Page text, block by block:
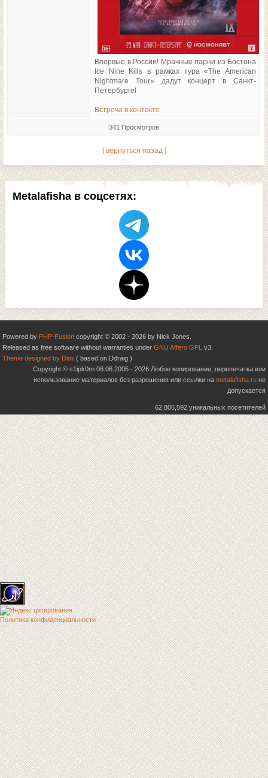
Metalafisha в соцсетях:
Впервые в России! Мрачные парни из Бостона
Ice Nine Kills в рамках тура «The American
Nightmare Tour» дадут концерт в Санкт-
Петербурге!
Встреча в контакте
341 Просмотров
[ вернуться назад ]
Powered by PHP-Fusion copyright © 2002 - 2026 by Nick Jones.
Released as free software without warranties under GNU Affero GPL v3.
Theme designed by Dimi ( based on Ddraig )
Copyright © s1ipk0rn 06.06.2006 - 2026 Любое копирование, перепечатка или
использование материалов без разрешения или ссылки на metalafisha.ru не
допускается
62,805,592 уникальных посетителей
Политика конфиденциальности